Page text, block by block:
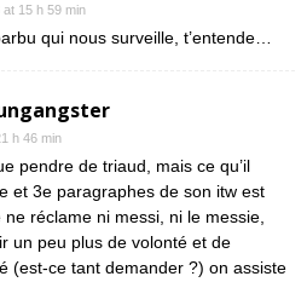
15 h 59 min
qui nous surveille, t’entende…
h 46 min
pendre de triaud, mais ce qu’il
et 3e paragraphes de son itw est
réclame ni messi, ni le messie,
un peu plus de volonté et de
(est-ce tant demander ?) on assiste